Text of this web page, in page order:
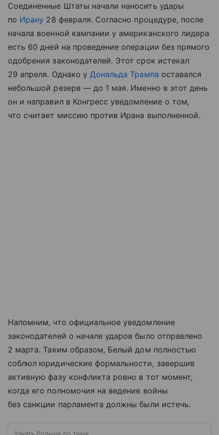
Соединенные Штаты начали наносить удары
по Ирану 28 февраля. Согласно процедуре, после
начала военной кампании у американского лидера
есть 60 дней на проведение операции без прямого
одобрения законодателей. Этот срок истекал
29 апреля. Однако у Дональда Трампа оставался
небольшой резерв — до 1 мая. Именно в этот день
он и направил в Конгресс уведомление о том,
что считает миссию против Ирана выполненной.
Напомним, что официальное уведомление
законодателей о начале ударов было отправлено
2 марта. Таким образом, Белый дом полностью
соблюл юридические формальности, завершив
активную фазу конфликта ровно в тот момент,
когда его полномочия на ведение войны
без санкции парламента должны были истечь.
Узнать больше по теме